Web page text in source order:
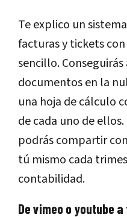
Te explico un
facturas y tickets
sencillo.
documentos en la
una hoja de cálculo
de cada uno de
podrás compartir
tú mismo cada
contabilidad.
De vimeo o youtube a